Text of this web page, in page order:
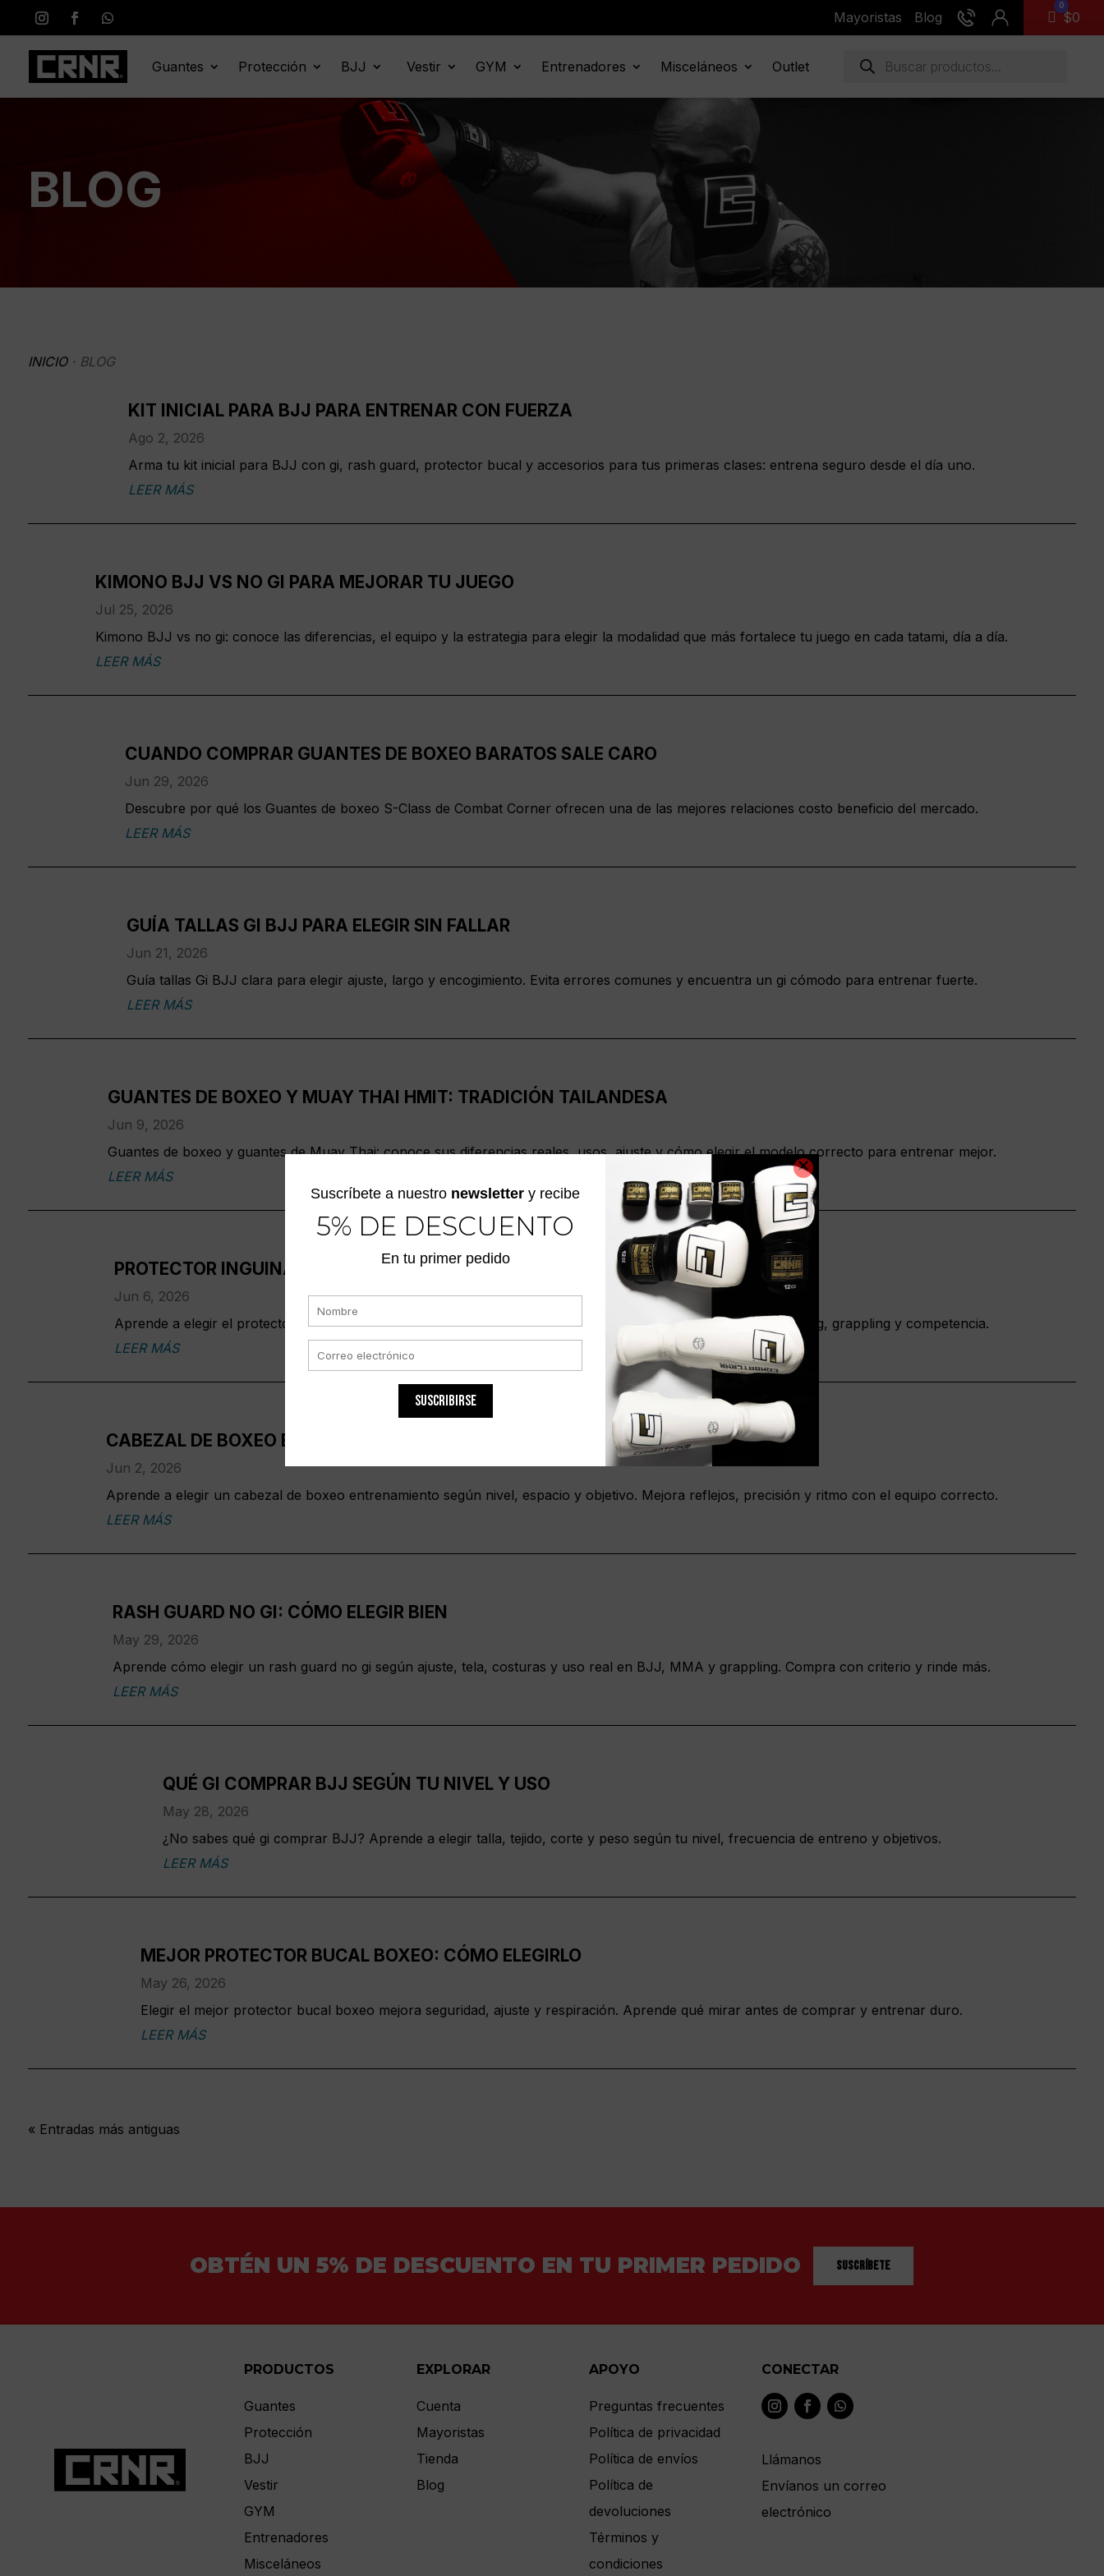
Mayoristas Blog Carro
0
$0
Guantes Protección BJJ Vestir GYM Entrenadores Misceláneos Outlet
Búsqueda
BLOG
INICIO· BLOG
KIT INICIAL PARA BJJ PARA ENTRENAR CON FUERZA
Ago 2, 2026
Arma tu kit inicial para BJJ con gi, rash guard, protector bucal y accesorios para tus primeras clases: entrena seguro desde el día uno.
LEER MÁS
KIMONO BJJ VS NO GI PARA MEJORAR TU JUEGO
Jul 25, 2026
Kimono BJJ vs no gi: conoce las diferencias, el equipo y la estrategia para elegir la modalidad que más fortalece tu juego en cada tatami, día a día.
LEER MÁS
CUANDO COMPRAR GUANTES DE BOXEO BARATOS SALE CARO
Jun 29, 2026
Descubre por qué los Guantes de boxeo S-Class de Combat Corner ofrecen una de las mejores relaciones costo beneficio del mercado.
LEER MÁS
GUÍA TALLAS GI BJJ PARA ELEGIR SIN FALLAR
Jun 21, 2026
Guía tallas Gi BJJ clara para elegir ajuste, largo y encogimiento. Evita errores comunes y encuentra un gi cómodo para entrenar fuerte.
LEER MÁS
GUANTES DE BOXEO Y MUAY THAI HMIT: TRADICIÓN TAILANDESA
Jun 9, 2026
Guantes de boxeo y guantes de Muay Thai: conoce sus diferencias reales, usos, ajuste y cómo elegir el modelo correcto para entrenar mejor.
LEER MÁS
PROTECTOR INGUINAL PARA MMA: CÓMO ELEGIRLO
Jun 6, 2026
Aprende a elegir el protector inguinal para MMA según ajuste, movilidad, nivel de contacto y uso real en sparring, grappling y competencia.
LEER MÁS
CABEZAL DE BOXEO ENTRENAMIENTO: CÓMO ELEGIRLO
Jun 2, 2026
Aprende a elegir un cabezal de boxeo entrenamiento según nivel, espacio y objetivo. Mejora reflejos, precisión y ritmo con el equipo correcto.
LEER MÁS
RASH GUARD NO GI: CÓMO ELEGIR BIEN
May 29, 2026
Aprende cómo elegir un rash guard no gi según ajuste, tela, costuras y uso real en BJJ, MMA y grappling. Compra con criterio y rinde más.
LEER MÁS
QUÉ GI COMPRAR BJJ SEGÚN TU NIVEL Y USO
May 28, 2026
¿No sabes qué gi comprar BJJ? Aprende a elegir talla, tejido, corte y peso según tu nivel, frecuencia de entreno y objetivos.
LEER MÁS
MEJOR PROTECTOR BUCAL BOXEO: CÓMO ELEGIRLO
May 26, 2026
Elegir el mejor protector bucal boxeo mejora seguridad, ajuste y respiración. Aprende qué mirar antes de comprar y entrenar duro.
LEER MÁS
« Entradas más antiguas
OBTÉN UN 5% DE DESCUENTO EN TU PRIMER PEDIDO Suscríbete
PRODUCTOS
Guantes
Protección
BJJ
Vestir
GYM
Entrenadores
Misceláneos
EXPLORAR
Cuenta
Mayoristas
Tienda
Blog
APOYO
Preguntas frecuentes
Política de privacidad
Política de envíos
Política de
devoluciones
Términos y
condiciones
CONECTAR
Llámanos
Envíanos un correo
electrónico
Suscríbete a nuestro newsletter y recibe
5% DE DESCUENTO
En tu primer pedido
SUSCRIBIRSE